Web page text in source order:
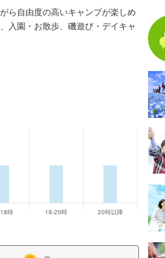
ら自由度の高いキャンプが楽しめ
入園・お散歩、磯遊び・デイキャ